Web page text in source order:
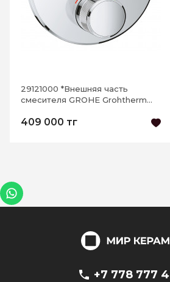
29121000 *Внешняя часть
смесителя GROHE Grohtherm
409 000 тг
+7 778 777